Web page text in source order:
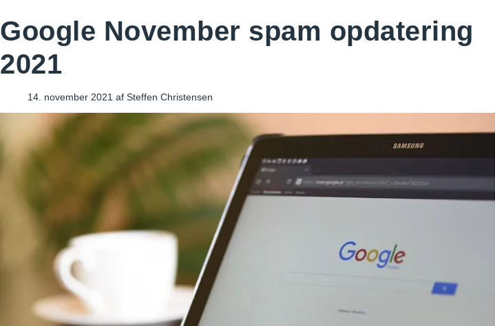
Google November spam opdatering
2021
14. november 2021 af Steffen Christensen